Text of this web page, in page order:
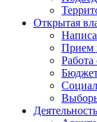
Открытая
Прием
Деятельность